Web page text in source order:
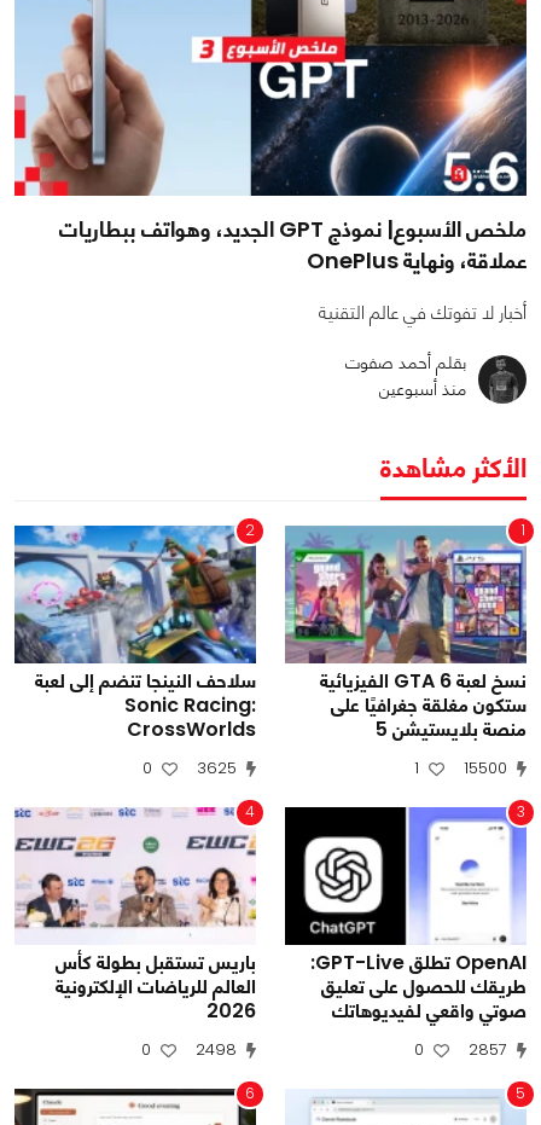
ملخص الأسبوع| نموذج GPT الجديد، وهواتف ببطاريات
عملاقة، ونهاية OnePlus
أخبار لا تفوتك في عالم التقنية
بقلم أحمد صفوت
منذ أسبوعين
الأكثر مشاهدة
1
نسخ لعبة GTA 6 الفيزيائية
ستكون مغلقة جغرافيًا على
منصة بلايستيشن 5
15500
1
2
سلاحف النينجا تنضم إلى لعبة
Sonic Racing:
CrossWorlds
3625
0
3
OpenAI تطلق GPT-Live:
طريقك للحصول على تعليق
صوتي واقعي لفيديوهاتك
2857
0
4
باريس تستقبل بطولة كأس
العالم للرياضات الإلكترونية
2026
2498
0
5
6